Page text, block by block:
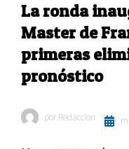
La ronda
Master de
primeras
pronóstico
por Redaccion